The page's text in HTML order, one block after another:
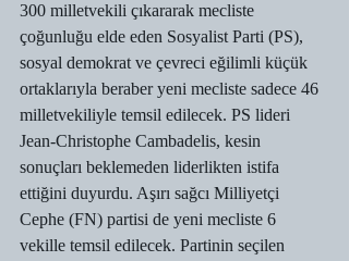
300 milletvekili çıkararak mecliste
çoğunluğu elde eden Sosyalist Parti (PS),
sosyal demokrat ve çevreci eğilimli küçük
ortaklarıyla beraber yeni mecliste sadece 46
milletvekiliyle temsil edilecek. PS lideri
Jean-Christophe Cambadelis, kesin
sonuçları beklemeden liderlikten istifa
ettiğini duyurdu. Aşırı sağcı Milliyetçi
Cephe (FN) partisi de yeni mecliste 6
vekille temsil edilecek. Partinin seçilen